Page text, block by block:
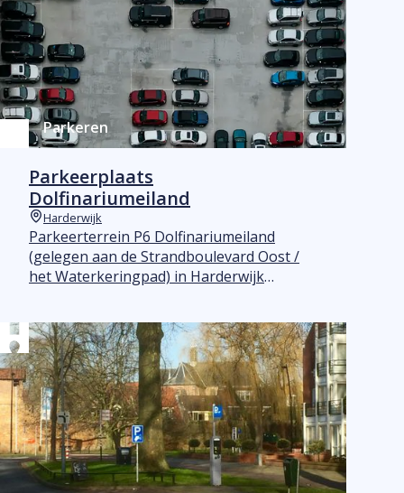
Parkeren
Parkeerplaats
Dolfinariumeiland
Plaats
Harderwijk
Parkeerterrein P6 Dolfinariumeiland
(gelegen aan de Strandboulevard Oost /
het Waterkeringpad) in Harderwijk
specifieke camperplaatsen ingericht.